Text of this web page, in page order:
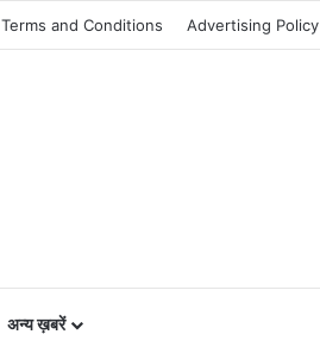
Terms and Conditions Advertising Policy
अन्य ख़बरें